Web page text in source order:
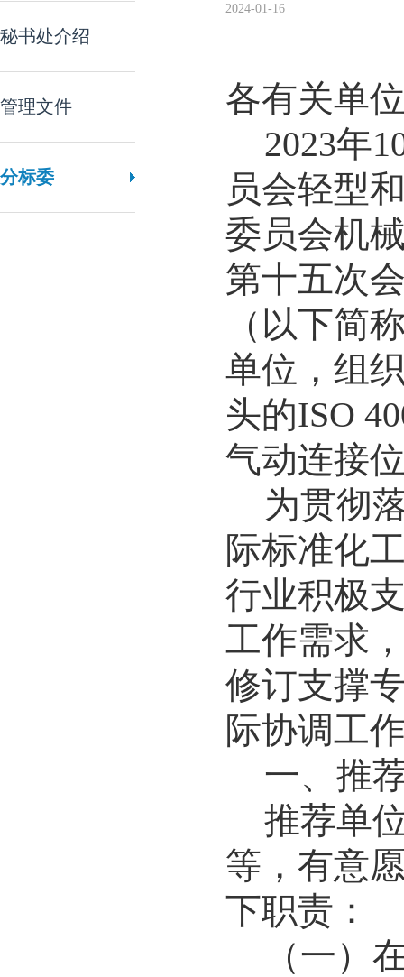
秘书处介绍
管理文件
分标委
2024-01-16
各有关单
2023年
员会轻型
委员会机
第十五次
（以下简
单位，组
头的ISO
气动连接
为贯彻
际标准化
行业积极
工作需求
修订支撑
际协调工
一、 推
推荐单
等，有意
下职责：
（一）